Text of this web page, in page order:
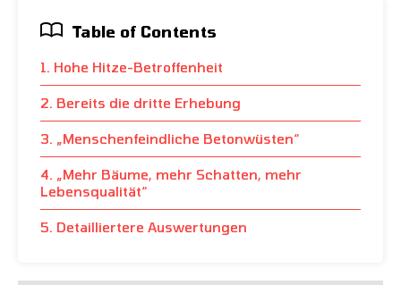
Table of Contents
1. Hohe Hitze-Betroffenheit
2. Bereits die dritte Erhebung
3. „Menschenfeindliche Betonwüsten“
4. „Mehr Bäume, mehr Schatten, mehr
Lebensqualität“
5. Detailliertere Auswertungen